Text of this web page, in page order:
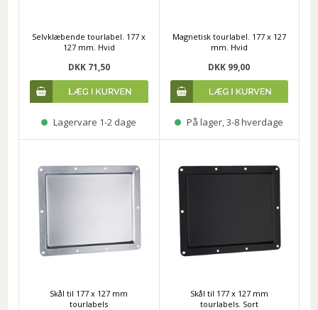
Selvklæbende tourlabel. 177 x
127 mm. Hvid
DKK 71,50
Lagervare 1-2 dage
Magnetisk tourlabel. 177 x 127
mm. Hvid
DKK 99,00
På lager, 3-8 hverdage
Skål til 177 x 127 mm
tourlabels
Skål til 177 x 127 mm
tourlabels. Sort